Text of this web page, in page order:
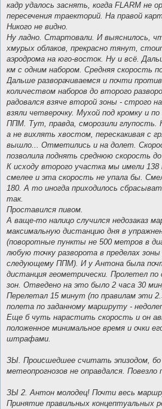
кадр удалось заснять, когда FLARM не
пересечения траекторий. На правой
Никого не видно.
Ну ладно. Стартовали. И выяснилось,
хмурых облаков, прекрасно тянут,
аэродрома на юго-восток. Ну и всё.
км с одним набором. Средняя скорость
Дальше разворачиваемся и почти
количеством наборов до второго
радовался взяче второй зоны - строго
взяли четверочку. Мухой под кромку и
ППМ. Тут, правда, сморозили глупость.
а не вихлять хвостом, перескакивая с
вышло... Отметились и на долет.
позволила поднять среднюю скорость
К исходу второго участка мы имели
смелее и эта скорость не упала бы.
180. А то иногда приходилось
так.
Проставился пивом.
А ваще-то налицо случился недозаказ
максимальную дистанцию дня в
(поворотные пункты не 500 метров в
любую точку разворота в пределах
следующему ППМ). И у Антона была
дистанция геометрически. Пролетел
зон. Отведено на это было 2 часа 30
Перелетал 15 минут (по правилам эти
полета по заданному маршруту -
Еще б чуть нарастить скорость и он
положенное минимальное время и очки
штрафами.
ЗЫ. Происшедшее считать эпизодом, бо
метеопрогнозов не оправдался. Повезло
ЗЫ 2. Антон молодец! Почти весь
Принятие правильных концептуальных